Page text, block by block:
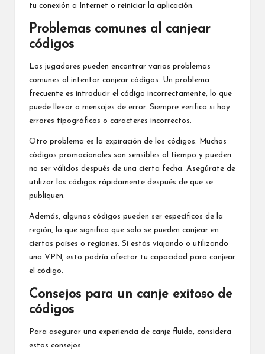
tu conexión a Internet o reiniciar la aplicación.
Problemas comunes al canjear
códigos
Los jugadores pueden encontrar varios problemas
comunes al intentar canjear códigos. Un problema
frecuente es introducir el código incorrectamente, lo que
puede llevar a mensajes de error. Siempre verifica si hay
errores tipográficos o caracteres incorrectos.
Otro problema es la expiración de los códigos. Muchos
códigos promocionales son sensibles al tiempo y pueden
no ser válidos después de una cierta fecha. Asegúrate de
utilizar los códigos rápidamente después de que se
publiquen.
Además, algunos códigos pueden ser específicos de la
región, lo que significa que solo se pueden canjear en
ciertos países o regiones. Si estás viajando o utilizando
una VPN, esto podría afectar tu capacidad para canjear
el código.
Consejos para un canje exitoso de
códigos
Para asegurar una experiencia de canje fluida, considera
estos consejos: